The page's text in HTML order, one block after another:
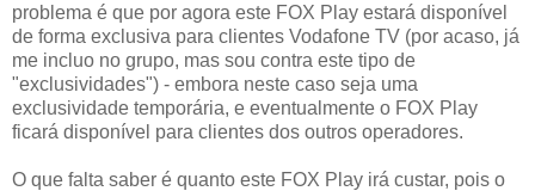
problema é que por agora este FOX Play estará disponível
de forma exclusiva para clientes Vodafone TV (por acaso, já
me incluo no grupo, mas sou contra este tipo de
"exclusividades") - embora neste caso seja uma
exclusividade temporária, e eventualmente o FOX Play
ficará disponível para clientes dos outros operadores.
O que falta saber é quanto este FOX Play irá custar, pois o